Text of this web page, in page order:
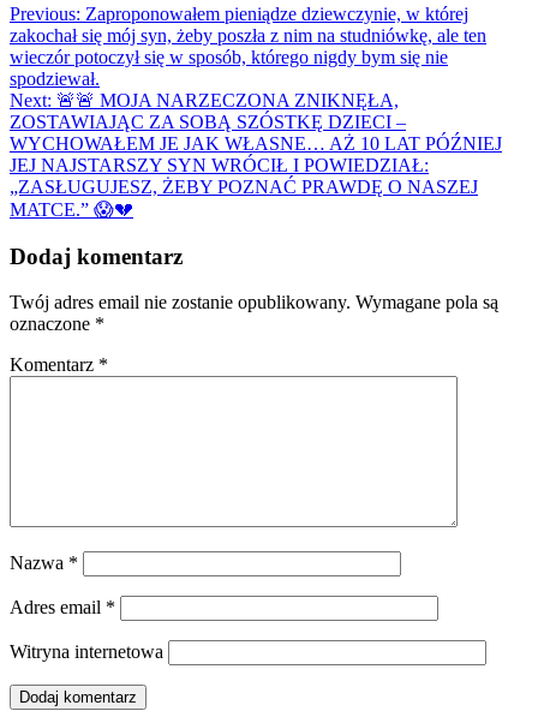
Nawigacja
wpisu
Previous: Zaproponowałem pieniądze dziewczynie, w której
zakochał się mój syn, żeby poszła z nim na studniówkę, ale ten
wieczór potoczył się w sposób, którego nigdy bym się nie
spodziewał.
Next: 🚨🚨 MOJA NARZECZONA ZNIKNĘŁA,
ZOSTAWIAJĄC ZA SOBĄ SZÓSTKĘ DZIECI –
WYCHOWAŁEM JE JAK WŁASNE… AŻ 10 LAT PÓŹNIEJ
JEJ NAJSTARSZY SYN WRÓCIŁ I POWIEDZIAŁ:
„ZASŁUGUJESZ, ŻEBY POZNAĆ PRAWDĘ O NASZEJ
MATCE.” 😱💔
Dodaj komentarz
Twój adres email nie zostanie opublikowany. Wymagane pola są
oznaczone *
Komentarz *
Nazwa *
Adres email *
Witryna internetowa